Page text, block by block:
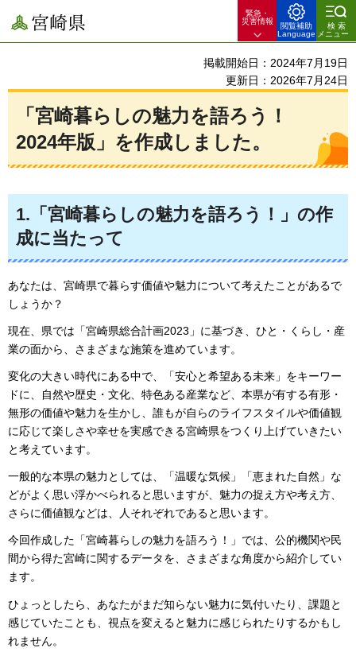
宮崎県
緊急・
災害情報
閲覧補助
Language
検索
メニュー
掲載開始日：2024年7月19日
更新日：2026年7月24日
「宮崎暮らしの魅力を語ろう！
2024年版」を作成しました。
1.「宮崎暮らしの魅力を語ろう！」の作
成に当たって
あなたは、宮崎県で暮らす価値や魅力について考えたことがあるで
しょうか？
現在、県では「宮崎県総合計画2023」に基づき、ひと・くらし・産
業の面から、さまざまな施策を進めています。
変化の大きい時代にある中で、「安心と希望ある未来」をキーワー
ドに、自然や歴史・文化、特色ある産業など、本県が有する有形・
無形の価値や魅力を生かし、誰もが自らのライフスタイルや価値観
に応じて楽しさや幸せを実感できる宮崎県をつくり上げていきたい
と考えています。
一般的な本県の魅力としては、「温暖な気候」「恵まれた自然」な
どがよく思い浮かべられると思いますが、魅力の捉え方や考え方、
さらに価値観などは、人それぞれであると思います。
今回作成した「宮崎暮らしの魅力を語ろう！」では、公的機関や民
間から得た宮崎に関するデータを、さまざまな角度から紹介してい
ます。
ひょっとしたら、あなたがまだ知らない魅力に気付いたり、課題と
感じていたことも、視点を変えると魅力に感じられたりするかもし
れません。